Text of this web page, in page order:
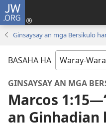
JW.ORG
Ginsaysay an mga Bersikulo
BASAHA HA
GINSAYSAY AN MGA
Marcos
an Ginhadian